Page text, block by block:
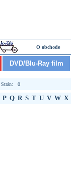
O obchode
DVD/Blu-Ray film
Strán: 0
P Q R S T U V W X